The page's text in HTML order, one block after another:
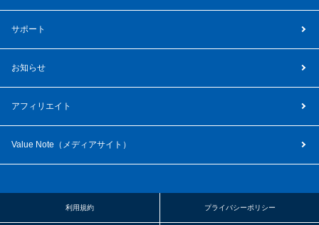
サポート
お知らせ
アフィリエイト
Value Note（ メディアサイト ）
利用規約 プライバシーポリシー